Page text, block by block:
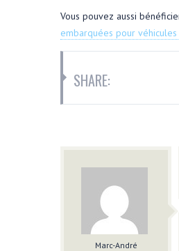
Vous pouvez aussi
embarquées pour véhicules
SHARE:
Marc-André